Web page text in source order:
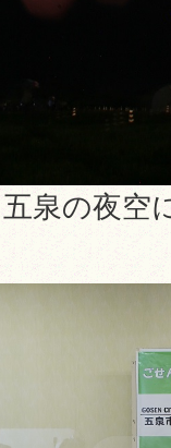
泉の夜空